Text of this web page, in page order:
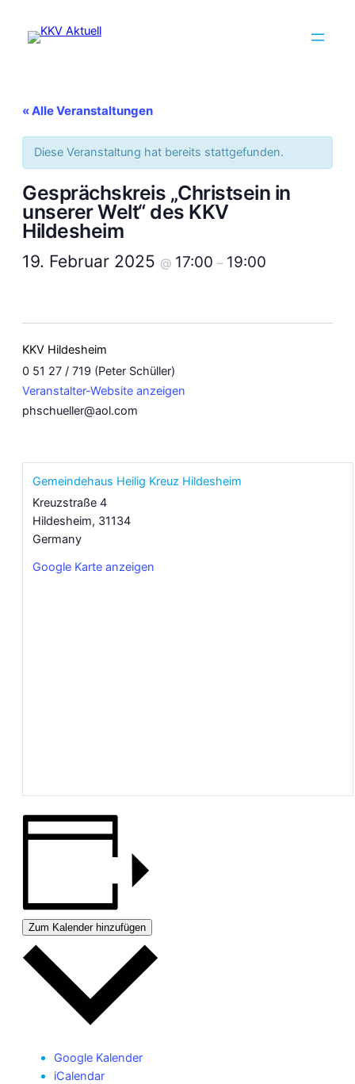
« Alle Veranstaltungen
Diese Veranstaltung hat bereits stattgefunden.
Gesprächskreis „Christsein in
unserer Welt“ des KKV
Hildesheim
19. Februar 2025 @ 17:00 – 19:00
KKV Hildesheim
0 51 27 / 719 (Peter Schüller)
Veranstalter-Website anzeigen
phschueller@aol.com
Gemeindehaus Heilig Kreuz Hildesheim
Kreuzstraße 4
Hildesheim, 31134
Germany
Google Karte anzeigen
Zum Kalender hinzufügen
Google Kalender
iCalendar